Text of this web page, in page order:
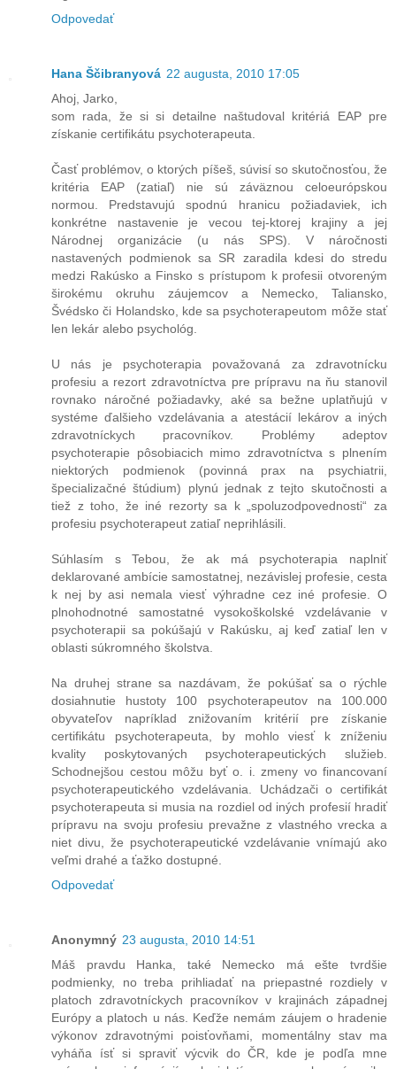
Odpovedať
Hana Ščibranyová 22 augusta, 2010 17:05
Ahoj, Jarko,
som rada, že si si detailne naštudoval kritériá EAP pre
získanie certifikátu psychoterapeuta.
Časť problémov, o ktorých píšeš, súvisí so skutočnosťou, že
kritéria EAP (zatiaľ) nie sú záväznou celoeurópskou
normou. Predstavujú spodnú hranicu požiadaviek, ich
konkrétne nastavenie je vecou tej-ktorej krajiny a jej
Národnej organizácie (u nás SPS). V náročnosti
nastavených podmienok sa SR zaradila kdesi do stredu
medzi Rakúsko a Finsko s prístupom k profesii otvoreným
širokému okruhu záujemcov a Nemecko, Taliansko,
Švédsko či Holandsko, kde sa psychoterapeutom môže stať
len lekár alebo psychológ.
U nás je psychoterapia považovaná za zdravotnícku
profesiu a rezort zdravotníctva pre prípravu na ňu stanovil
rovnako náročné požiadavky, aké sa bežne uplatňujú v
systéme ďalšieho vzdelávania a atestácií lekárov a iných
zdravotníckych pracovníkov. Problémy adeptov
psychoterapie pôsobiacich mimo zdravotníctva s plnením
niektorých podmienok (povinná prax na psychiatrii,
špecializačné štúdium) plynú jednak z tejto skutočnosti a
tiež z toho, že iné rezorty sa k „spoluzodpovednosti“ za
profesiu psychoterapeut zatiaľ neprihlásili.
Súhlasím s Tebou, že ak má psychoterapia naplniť
deklarované ambície samostatnej, nezávislej profesie, cesta
k nej by asi nemala viesť výhradne cez iné profesie. O
plnohodnotné samostatné vysokoškolské vzdelávanie v
psychoterapii sa pokúšajú v Rakúsku, aj keď zatiaľ len v
oblasti súkromného školstva.
Na druhej strane sa nazdávam, že pokúšať sa o rýchle
dosiahnutie hustoty 100 psychoterapeutov na 100.000
obyvateľov napríklad znižovaním kritérií pre získanie
certifikátu psychoterapeuta, by mohlo viesť k zníženiu
kvality poskytovaných psychoterapeutických služieb.
Schodnejšou cestou môžu byť o. i. zmeny vo financovaní
psychoterapeutického vzdelávania. Uchádzači o certifikát
psychoterapeuta si musia na rozdiel od iných profesií hradiť
prípravu na svoju profesiu prevažne z vlastného vrecka a
niet divu, že psychoterapeutické vzdelávanie vnímajú ako
veľmi drahé a ťažko dostupné.
Odpovedať
Anonymný 23 augusta, 2010 14:51
Máš pravdu Hanka, také Nemecko má ešte tvrdšie
podmienky, no treba prihliadať na priepastné rozdiely v
platoch zdravotníckych pracovníkov v krajinách západnej
Európy a platoch u nás. Keďže nemám záujem o hradenie
výkonov zdravotnými poisťovňami, momentálny stav ma
vyháňa ísť si spraviť výcvik do ČR, kde je podľa mne